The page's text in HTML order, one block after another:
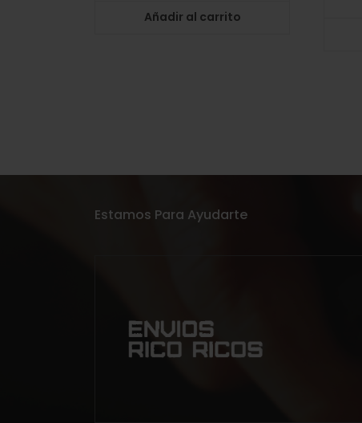
Añadir al carrito
Estamos Para Ayudarte